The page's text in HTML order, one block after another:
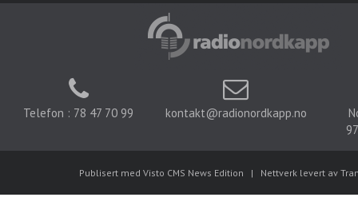
Telefon : 78 47 70 99 kontakt@radionordkapp.no
Publisert med Visto CMS News Edition | Nettverk levert av